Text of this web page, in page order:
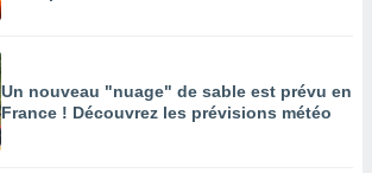
Un nouveau "nuage" de sable est prévu en
France ! Découvrez les prévisions météo